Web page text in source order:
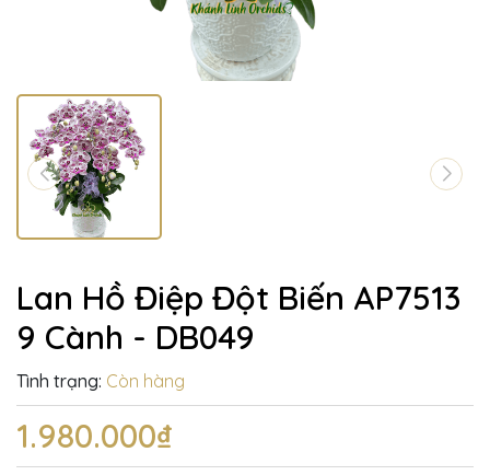
Lan Hồ Điệp Đột Biến AP7513
9 Cành - DB049
Tình trạng: Còn hàng
1.980.000₫